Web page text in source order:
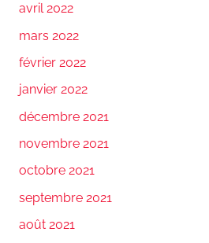
avril 2022
mars 2022
février 2022
janvier 2022
décembre 2021
novembre 2021
octobre 2021
septembre 2021
août 2021